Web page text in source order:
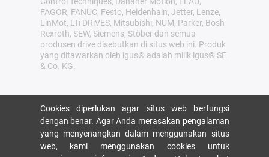
FAGOR, FANUC, Festo, Heidenhain, Jetter, Lenze,
LinMot, LTi DRiVES, Mitsubishi, NUM, Parker, Bosh
Rexroth, SEW, Siemens, Stöber dan semua
produsen drive disebutkan di situs web ini. Produk
yang ditawarkan oleh igus® adalah milik igus® SE
& Co. KG.
Cookies diperlukan agar situs web berfungsi
dengan benar. Agar Anda merasakan pengalaman
yang menyenangkan dalam menggunakan situs
web, kami menggunakan cookies untuk